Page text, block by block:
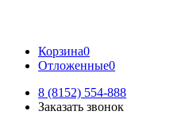
Корзина0
Отложенные0
8 (8152) 554-888
Заказать звонок